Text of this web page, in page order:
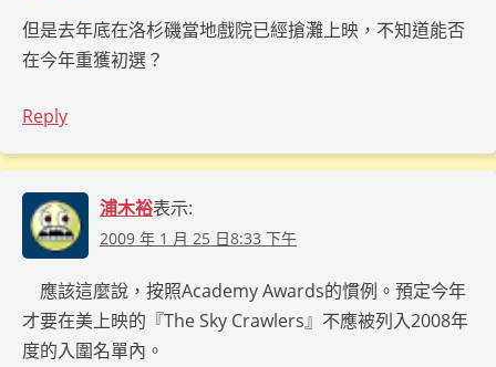
但是去年底在洛杉磯當地戲院已經搶灘上映，不知道能否
在今年重獲初選？
Reply
浦木裕表示:
2009 年 1 月 25 日8:33 下午
應該這麼說，按照Academy Awards的慣例。預定今年
才要在美上映的『The Sky Crawlers』不應被列入2008年
度的入圍名單內。